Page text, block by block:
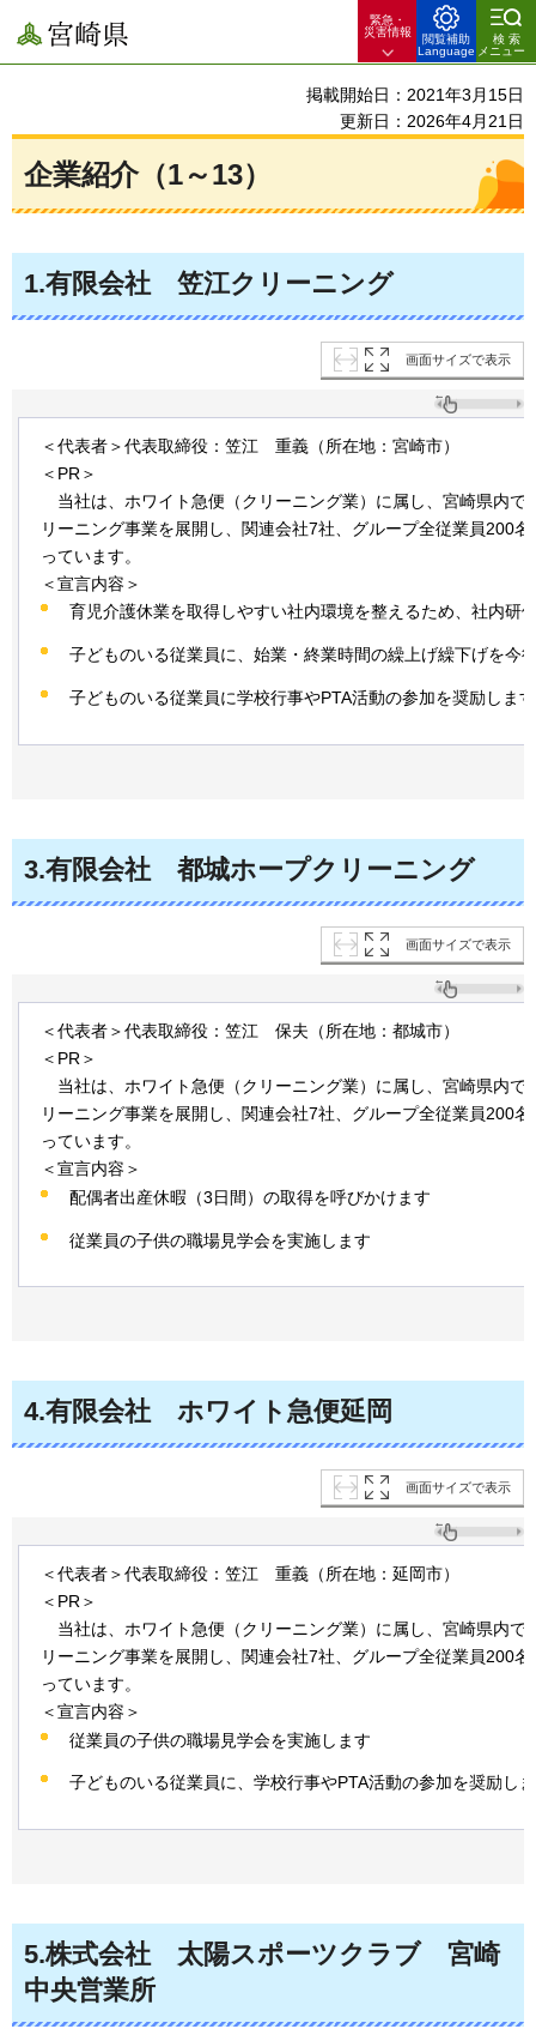
宮崎県
緊急・
災害情報
閲覧補助
Language
検索
メニュー
掲載開始日：2021年3月15日
更新日：2026年4月21日
企業紹介（1～13）
1.有限会社 笠江クリーニング
画面サイズで表示
＜代表者＞代表取締役：笠江 重義 （所在地：宮崎市）
＜PR＞
当社は、 ホワイト急便（クリーニング業）に属し、宮崎県内で
リーニング事業を展開し、関連会社7社、グループ全従業員200
っています。
＜宣言内容＞
育児介護休業を取得しやすい社内環境を整えるため、社内研
子どものいる従業員に、始業・終業時間の繰上げ繰下げを今
子どものいる従業員に学校行事やPTA活動の参加を奨励します
3.有限会社 都城ホープクリーニング
画面サイズで表示
＜代表者＞代表取締役：笠江 保夫 （所在地：都城市）
＜PR＞
当社は、 ホワイト急便（クリーニング業）に属し、宮崎県内で
リーニング事業を展開し、関連会社7社、グループ全従業員200
っています。
＜宣言内容＞
配偶者出産休暇（3日間）の取得を呼びかけます
従業員の子供の職場見学会を実施します
4.有限会社 ホワイト 急便延岡
画面サイズで表示
＜代表者＞代表取締役：笠江 重義 （所在地：延岡市）
＜PR＞
当社は、 ホワイト急便（クリーニング業）に属し、宮崎県内で
リーニング事業を展開し、関連会社7社、グループ全従業員200
っています。
＜宣言内容＞
従業員の子供の職場見学会を実施します
子どものいる従業員に、学校行事やPTA活動の参加を奨励し
5.株式会社 太陽スポーツクラブ
宮崎
中央営業所